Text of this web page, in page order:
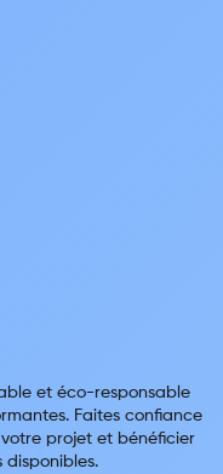
et éco-responsable
Faites confiance
projet et bénéficier
disponibles.